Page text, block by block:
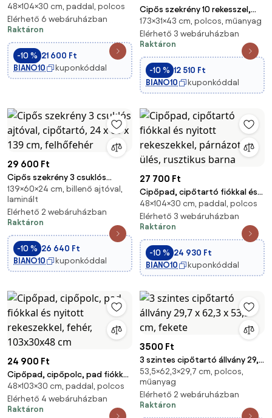
ülőfelülettel, 104 x 30 x 48 cm,
tölgy színű
48×104×30 cm, paddal, polcos
Elérhető 6 webáruházban
Raktáron
-10 % 21 600 Ft
BIANO10
kuponkóddal
Cipős szekrény 10 rekesszel,
moduláris műanyag
tárolórendszer ajtóval, fekete
173×31×43 cm, polcos, műanyag
Elérhető 3 webáruházban
Raktáron
-10 % 12 510 Ft
BIANO10
kuponkóddal
29 600 Ft
Cipős szekrény 3 csuklós
ajtóval, cipőtartó, 24 x 60 x 139
cm, felhőfehér
139×60×24 cm, billenő ajtóval,
laminált
Elérhető 2 webáruházban
Raktáron
-10 % 26 640 Ft
BIANO10
kuponkóddal
27 700 Ft
Cipőpad, cipőtartó fiókkal és
nyitott rekeszekkel, párnázott
ülés, rusztikus barna
48×104×30 cm, paddal, polcos
Elérhető 3 webáruházban
Raktáron
-10 % 24 930 Ft
BIANO10
kuponkóddal
24 900 Ft
Cipőpad, cipőpolc, pad fiókkal
és nyitott rekeszekkel, fehér,
103x30x48 cm
48×103×30 cm, paddal, polcos
Elérhető 4 webáruházban
Raktáron
3500 Ft
3 szintes cipőtartó állvány 29,7
x 62,3 x 53,5 cm, fekete
53,5×62,3×29,7 cm, polcos,
műanyag
Elérhető 2 webáruházban
Raktáron